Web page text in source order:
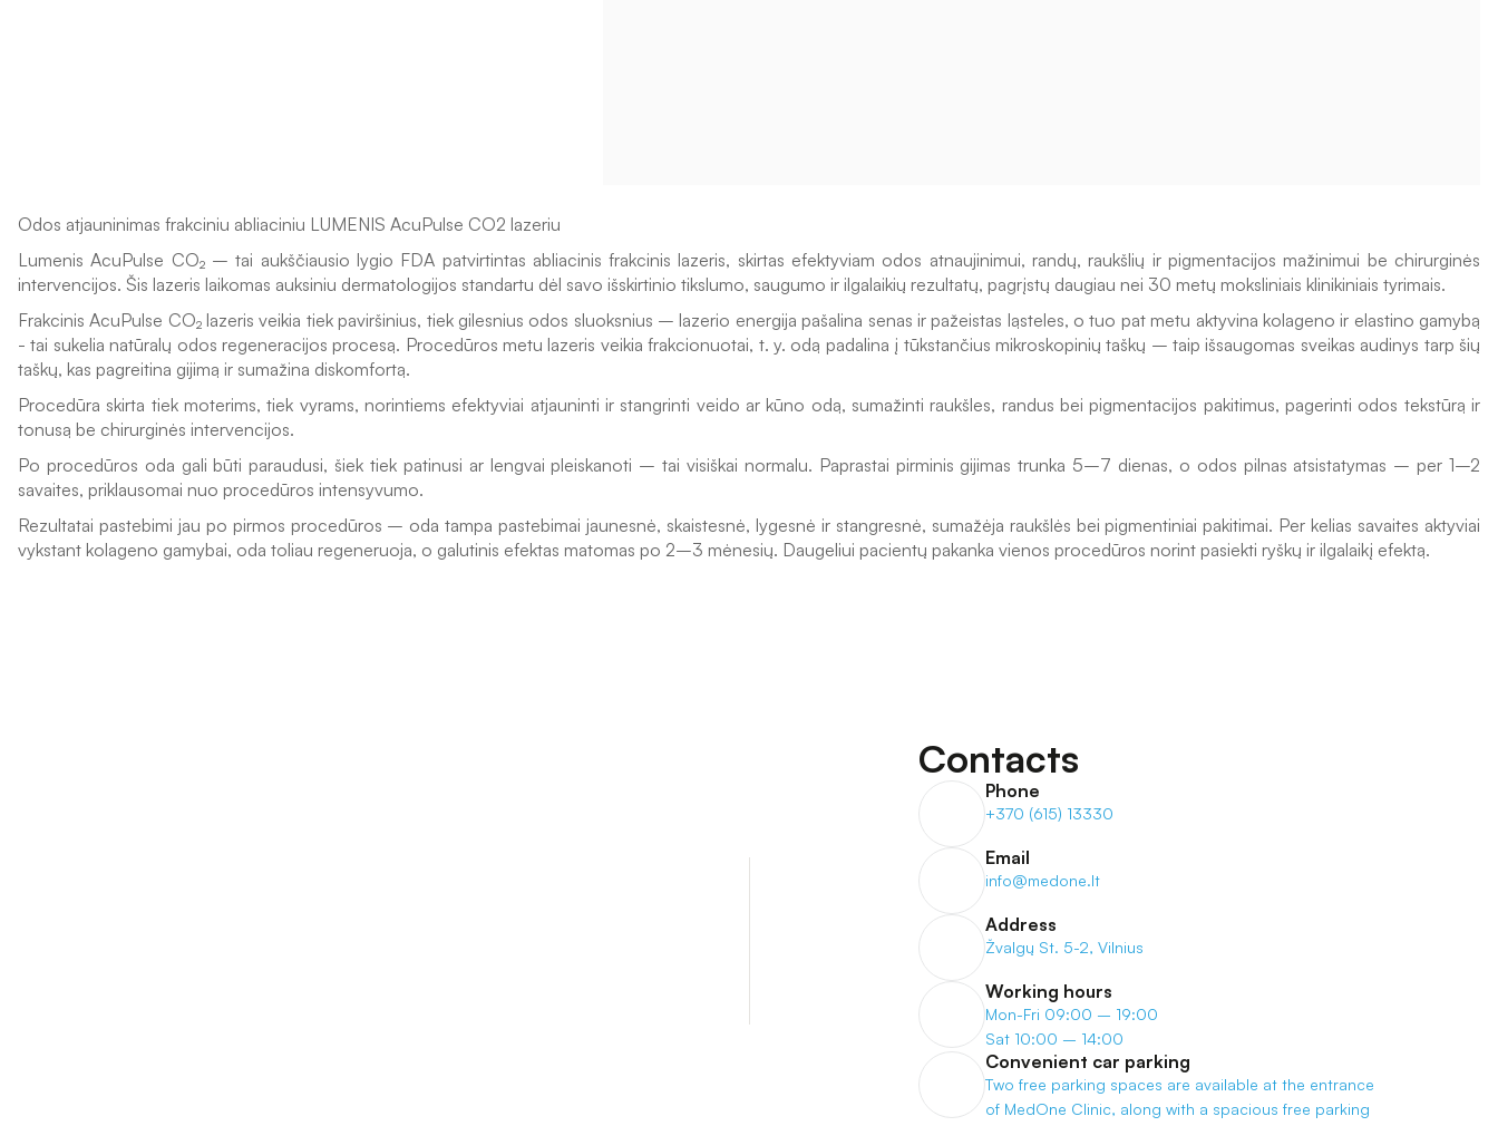
Odos atjauninimas frakciniu abliaciniu LUMENIS AcuPulse CO2 lazeriu
Lumenis AcuPulse CO₂ – tai aukščiausio lygio FDA patvirtintas abliacinis frakcinis lazeris, skirtas efektyviam odos atnaujinimui, randų, raukšlių ir pigmentacijos mažinimui be chirurginės
intervencijos. Šis lazeris laikomas auksiniu dermatologijos standartu dėl savo išskirtinio tikslumo, saugumo ir ilgalaikių rezultatų, pagrįstų daugiau nei 30 metų moksliniais klinikiniais tyrimais.
Frakcinis AcuPulse CO₂ lazeris veikia tiek paviršinius, tiek gilesnius odos sluoksnius – lazerio energija pašalina senas ir pažeistas ląsteles, o tuo pat metu aktyvina kolageno ir elastino gamybą
- tai sukelia natūralų odos regeneracijos procesą. Procedūros metu lazeris veikia frakcionuotai, t. y. odą padalina į tūkstančius mikroskopinių taškų – taip išsaugomas sveikas audinys tarp šių
taškų, kas pagreitina gijimą ir sumažina diskomfortą.
Procedūra skirta tiek moterims, tiek vyrams, norintiems efektyviai atjauninti ir stangrinti veido ar kūno odą, sumažinti raukšles, randus bei pigmentacijos pakitimus, pagerinti odos tekstūrą ir
tonusą be chirurginės intervencijos.
Po procedūros oda gali būti paraudusi, šiek tiek patinusi ar lengvai pleiskanoti – tai visiškai normalu. Paprastai pirminis gijimas trunka 5–7 dienas, o odos pilnas atsistatymas – per 1–2
savaites, priklausomai nuo procedūros intensyvumo.
Rezultatai pastebimi jau po pirmos procedūros – oda tampa pastebimai jaunesnė, skaistesnė, lygesnė ir stangresnė, sumažėja raukšlės bei pigmentiniai pakitimai. Per kelias savaites aktyviai
vykstant kolageno gamybai, oda toliau regeneruoja, o galutinis efektas matomas po 2–3 mėnesių. Daugeliui pacientų pakanka vienos procedūros norint pasiekti ryškų ir ilgalaikį efektą.
Contacts
Phone
+370 (615) 13330
Email
info@medone.lt
Address
Žvalgų St. 5-2, Vilnius
Working hours
Mon-Fri 09:00 – 19:00
Sat 10:00 – 14:00
Convenient car parking
Two free parking spaces are available at the entrance
of MedOne Clinic, along with a spacious free parking